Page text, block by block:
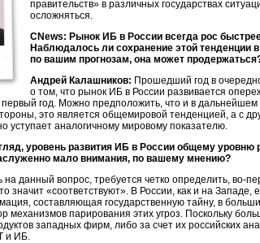
правительств» в различных государствах
осложняться.
CNews: Рынок ИБ в России всегда рос
Наблюдалось ли сохранение этой тенденции
по вашим прогнозам, она может
Андрей Калашников: Прошедший год в
о том, что рынок ИБ в России развивается
год. Можно предположить, что и в
это является общемировой тенденцией, а с
уступает аналогичному мировому показателю.
уровень развития ИБ в России общему уровню
мало внимания, по вашему мнению?
на данный вопрос, требуется четко определить, во-
значит «соответствуют». В России, как и на Западе,
составляющая государственную тайну, в
механизмов парирования этих угроз. Поскольку
западных фирм, либо за счет их российских
и ИБ.